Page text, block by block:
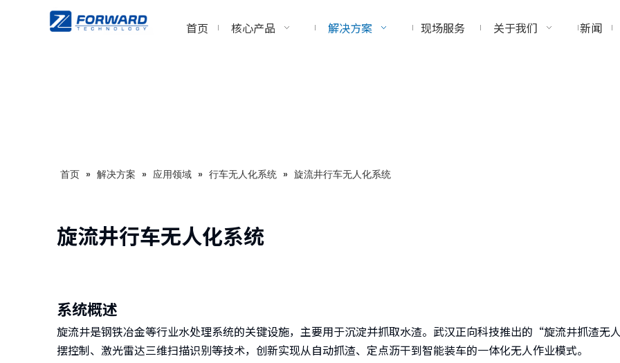
首页 核心产品 解决方案 现场服务 关于我们 新闻
首页 » 解决方案 » 应用领域 » 行车无人化系统 » 旋流井行车无人化系统
旋流井行车无人化系统
系统概述
旋流井是钢铁冶金等行业水处理系统的关键设施，主要用于沉淀并抓取水渣。武汉正向科技推出的“旋流井抓渣
摆控制、激光雷达三维扫描识别等技术，创新实现从自动抓渣、定点沥干到智能装车的一体化无人作业模式。